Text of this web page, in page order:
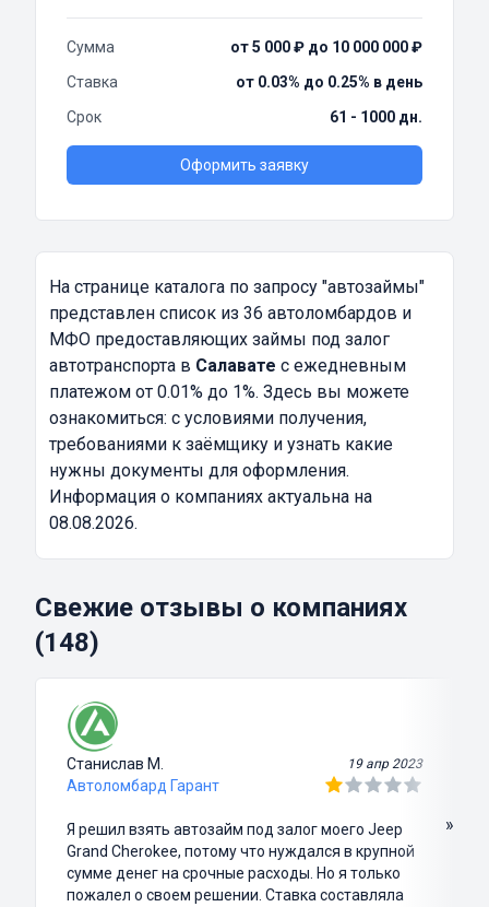
Сумма
от 5 000 ₽ до 10 000 000 ₽
Ставка
от 0.03% до 0.25% в день
Срок
61 - 1000 дн.
Оформить заявку
На странице каталога по запросу "автозаймы"
представлен список из 36 автоломбардов и
МФО предоставляющих займы под залог
автотранспорта в Салавате с ежедневным
платежом от 0.01% до 1%. Здесь вы можете
ознакомиться: с условиями получения,
требованиями к заёмщику и узнать какие
нужны документы для оформления.
Информация о компаниях актуальна на
08.08.2026.
Свежие отзывы о компаниях
(148)
Станислав М. 19 апр 2023
Автоломбард Гарант
Я решил взять автозайм под залог моего Jeep
Grand Cherokee, потому что нуждался в крупной
сумме денег на срочные расходы. Но я только
пожалел о своем решении. Ставка составляла
»